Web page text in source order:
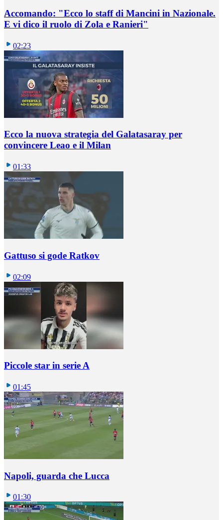
Accomando: "Ecco lo staff di Mancini in Nazionale.
E vi dico il ruolo di Zola e Ranieri"
02:23
Ecco la nuova strategia del Galatasaray per
convincere Leao e il Milan
01:33
Gattuso si gode Ratkov
02:09
Piccole star in serie A
01:45
Napoli, guarda che Lucca
01:30